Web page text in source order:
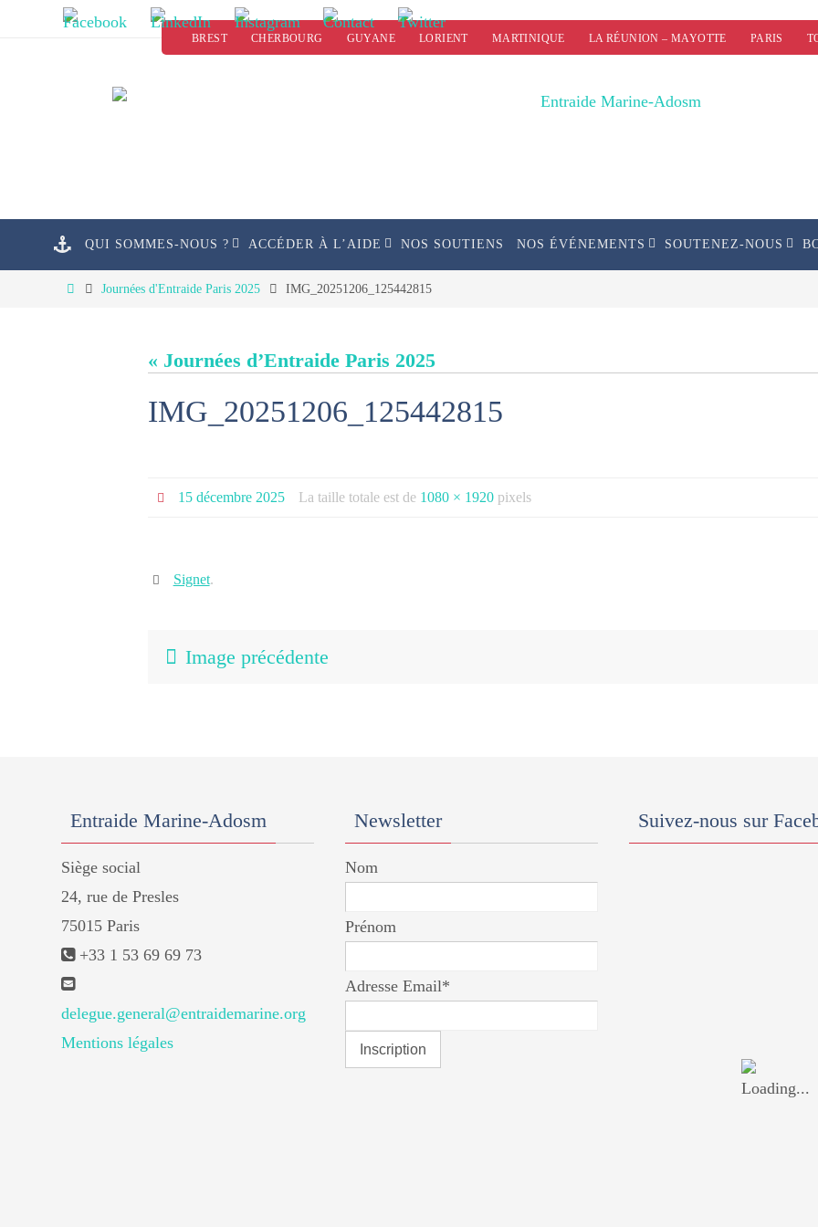
BREST CHERBOURG GUYANE LORIENT MARTINIQUE LA RÉUNION – MAYOTTE PARIS
QUI SOMMES-NOUS ? ACCÉDER À L’AIDE NOS SOUTIENS NOS ÉVÉNEMENTS SOUTENEZ-NOUS
HomeJournées d'Entraide Paris 2025 IMG_20251206_125442815
« Journées d’Entraide Paris 2025
IMG_20251206_125442815
15 décembre 2025 La taille totale est de 1080 × 1920pixels
Signet.
Image précédente
Entraide Marine-Adosm
Siège social
24, rue de Presles
75015 Paris
+33 1 53 69 69 73
delegue.general@entraidemarine.org
Mentions légales
Newsletter
Nom
Prénom
Adresse Email*
Suivez-nous sur